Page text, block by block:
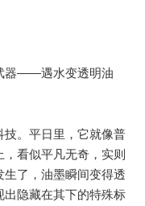
器——遇水变透明油
。平日里，它就像普
看似平凡无奇，实则
了，油墨瞬间变得透
出隐藏在其下的特殊标